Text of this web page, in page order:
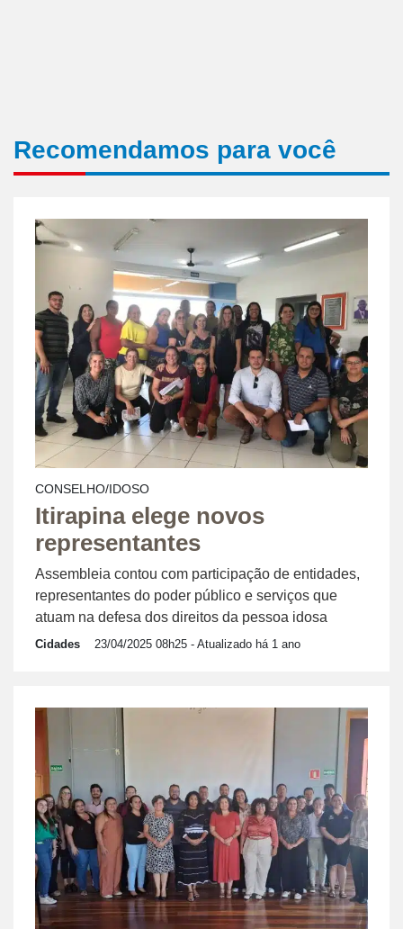
Recomendamos para você
CONSELHO/IDOSO
Itirapina elege novos
representantes
Assembleia contou com participação de entidades,
representantes do poder público e serviços que
atuam na defesa dos direitos da pessoa idosa
Cidades 23/04/2025 08h25 - Atualizado há 1 ano